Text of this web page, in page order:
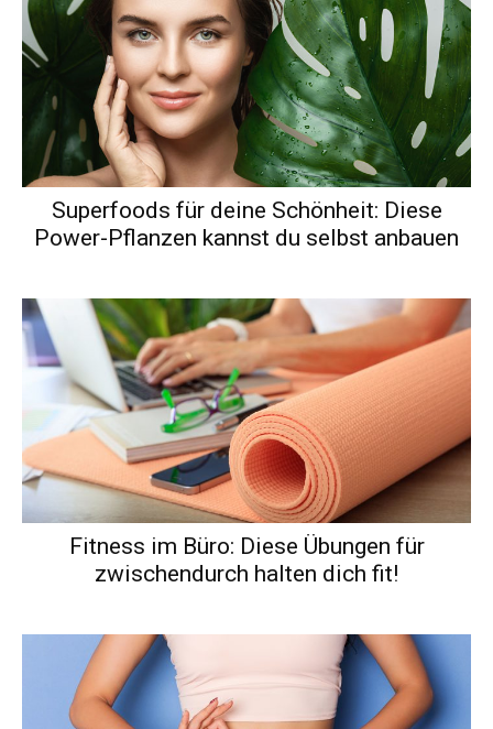
Superfoods für deine Schönheit: Diese
Power-Pflanzen kannst du selbst anbauen
Fitness im Büro: Diese Übungen für
zwischendurch halten dich fit!